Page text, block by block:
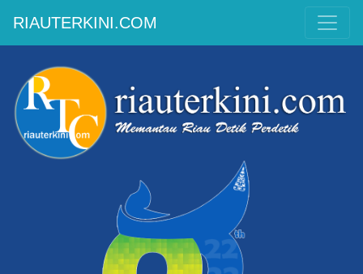
RIAUTERKINI.COM